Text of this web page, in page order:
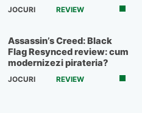
JOCURI REVIEW
Assassin’s Creed: Black
Flag Resynced review: cum
modernizezi pirateria?
JOCURI REVIEW